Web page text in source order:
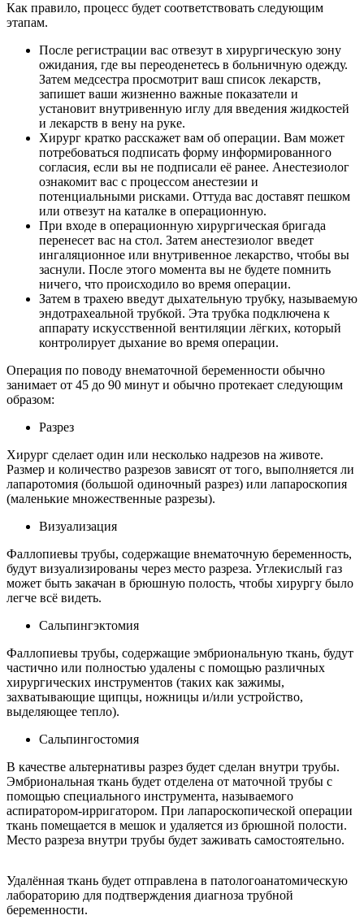
Как правило, процесс будет соответствовать следующим
этапам.
После регистрации вас отвезут в хирургическую зону
ожидания, где вы переоденетесь в больничную одежду.
Затем медсестра просмотрит ваш список лекарств,
запишет ваши жизненно важные показатели и
установит внутривенную иглу для введения жидкостей
и лекарств в вену на руке.
Хирург кратко расскажет вам об операции. Вам может
потребоваться подписать форму информированного
согласия, если вы не подписали её ранее. Анестезиолог
ознакомит вас с процессом анестезии и
потенциальными рисками. Оттуда вас доставят пешком
или отвезут на каталке в операционную.
При входе в операционную хирургическая бригада
перенесет вас на стол. Затем анестезиолог введет
ингаляционное или внутривенное лекарство, чтобы вы
заснули. После этого момента вы не будете помнить
ничего, что происходило во время операции.
Затем в трахею введут дыхательную трубку, называемую
эндотрахеальной трубкой. Эта трубка подключена к
аппарату искусственной вентиляции лёгких, который
контролирует дыхание во время операции.
Операция по поводу внематочной беременности обычно
занимает от 45 до 90 минут и обычно протекает следующим
образом:
Разрез
Хирург сделает один или несколько надрезов на животе.
Размер и количество разрезов зависят от того, выполняется ли
лапаротомия (большой одиночный разрез) или лапароскопия
(маленькие множественные разрезы).
Визуализация
Фаллопиевы трубы, содержащие внематочную беременность,
будут визуализированы через место разреза. Углекислый газ
может быть закачан в брюшную полость, чтобы хирургу было
легче всё видеть.
Сальпингэктомия
Фаллопиевы трубы, содержащие эмбриональную ткань, будут
частично или полностью удалены с помощью различных
хирургических инструментов (таких как зажимы,
захватывающие щипцы, ножницы и/или устройство,
выделяющее тепло).
Сальпингостомия
В качестве альтернативы разрез будет сделан внутри трубы.
Эмбриональная ткань будет отделена от маточной трубы с
помощью специального инструмента, называемого
аспиратором-ирригатором. При лапароскопической операции
ткань помещается в мешок и удаляется из брюшной полости.
Место разреза внутри трубы будет заживать самостоятельно.
Удалённая ткань будет отправлена ​​в патологоанатомическую
лабораторию для подтверждения диагноза трубной
беременности.